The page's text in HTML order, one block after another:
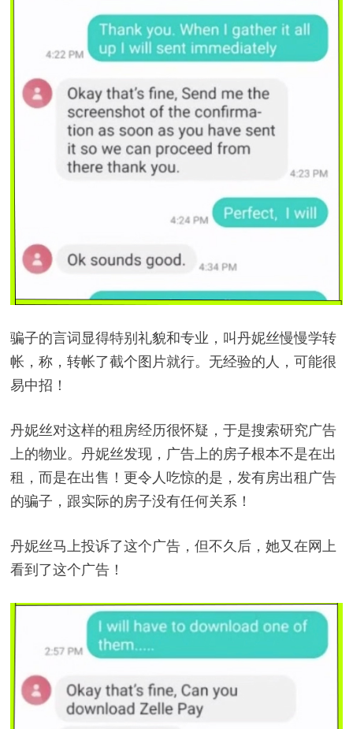
骗子的言词显得特别礼貌和专业，叫丹妮丝慢慢学转
帐，称，转帐了截个图片就行。无经验的人，可能很
易中招！
丹妮丝对这样的租房经历很怀疑，于是搜索研究广告
上的物业。丹妮丝发现，广告上的房子根本不是在出
租，而是在出售！更令人吃惊的是，发有房出租广告
的骗子，跟实际的房子没有任何关系！
丹妮丝马上投诉了这个广告，但不久后，她又在网上
看到了这个广告！